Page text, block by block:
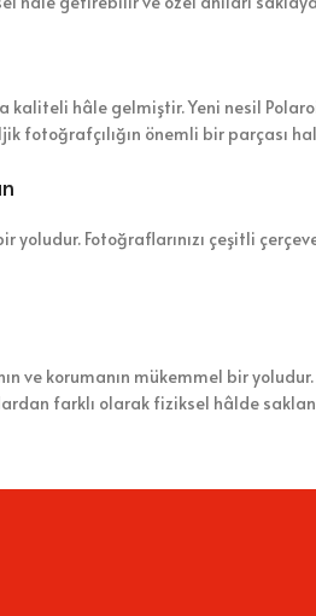
kaliteli hâle gelmiştir. Yeni nesil
fotoğrafçılığın önemli bir parçası
yoludur. Fotoğraflarınızı çeşitli
ve korumanın mükemmel bir
farklı olarak fiziksel hâlde